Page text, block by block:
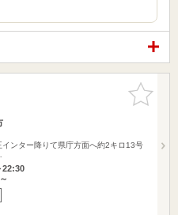
お気に入
りに追加
インター降りて県庁方面へ約2キロ13号
22:30